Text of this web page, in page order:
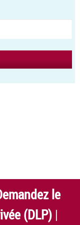
le
(DLP) |